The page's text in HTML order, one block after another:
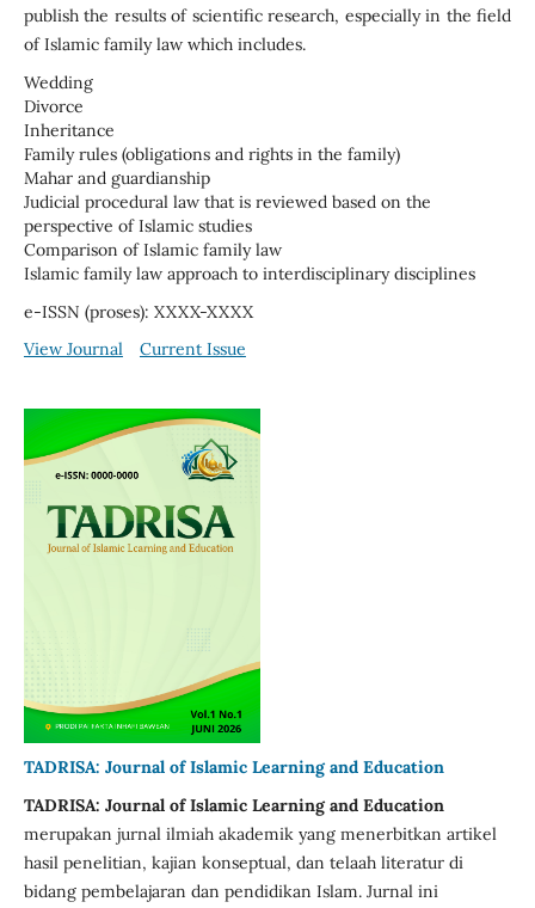
publish the results of scientific research, especially in the field
of Islamic family law which includes.
Wedding
Divorce
Inheritance
Family rules (obligations and rights in the family)
Mahar and guardianship
Judicial procedural law that is reviewed based on the
perspective of Islamic studies
Comparison of Islamic family law
Islamic family law approach to interdisciplinary disciplines
e-ISSN (proses): XXXX-XXXX
View Journal
Current Issue
TADRISA: Journal of Islamic Learning and Education
TADRISA: Journal of Islamic Learning and Education
merupakan jurnal ilmiah akademik yang menerbitkan artikel
hasil penelitian, kajian konseptual, dan telaah literatur di
bidang pembelajaran dan pendidikan Islam. Jurnal ini